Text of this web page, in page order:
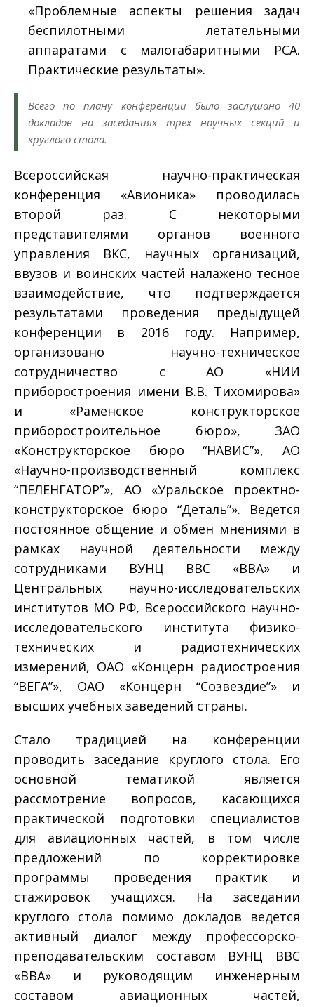
«Проблемные аспекты решения задач
беспилотными летательными
аппаратами с малогабаритными РСА.
Практические результаты».
Всего по плану конференции было заслушано 40
докладов на заседаниях трех научных секций и
круглого стола.
Всероссийская научно-практическая
конференция «Авионика» проводилась
второй раз. С некоторыми
представителями органов военного
управления ВКС, научных организаций,
ввузов и воинских частей налажено тесное
взаимодействие, что подтверждается
результатами проведения предыдущей
конференции в 2016 году. Например,
организовано научно-техническое
сотрудничество с АО «НИИ
приборостроения имени В.В. Тихомирова»
и «Раменское конструкторское
приборостроительное бюро», ЗАО
«Конструкторское бюро “НАВИС”», АО
«Научно-производственный комплекс
“ПЕЛЕНГА­ТОР”», АО «Уральское проектно-
конструкторское бюро “Деталь”». Ведется
постоянное общение и обмен мнениями в
рамках научной деятельности между
сотрудниками ВУНЦ ВВС «ВВА» и
Центральных научно-исследовательских
институтов МО РФ, Всероссийского научно-
исследовательского института физико-
технических и радиотехнических
измерений, ОАО «Концерн радиостроения
“ВЕГА”», ОАО «Концерн “Созвездие”» и
высших учебных заведений страны.
Стало традицией на конференции
проводить заседание круглого стола. Его
основной тематикой является
рассмотрение вопросов, касающихся
практической подготовки специалистов
для авиационных частей, в том числе
предложений по корректировке
программы проведения практик и
стажировок учащихся. На заседании
круглого стола помимо докладов ведется
активный диалог между профессорско-
преподавательским составом ВУНЦ ВВС
«ВВА» и руководящим инженерным
составом авиационных частей,